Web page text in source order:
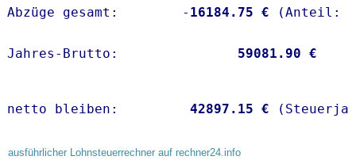
Abzüge gesamt:        - 16184.75 €
Jahres-Brutto: 59081.90 €
netto bleiben: 42897.15 €
ausführlicher Lohnsteuerrechner auf rechner24.info